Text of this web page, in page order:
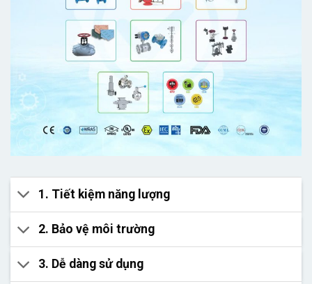
1. Tiết kiệm năng lượng
2. Bảo vệ môi trường
3. Dễ dàng sử dụng